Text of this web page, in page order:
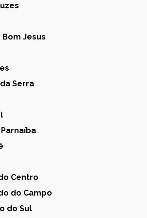
Bom Jesus
da Serra
Parnaíba
Centro
do Campo
do Sul